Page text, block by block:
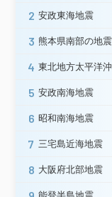
柳
八
福
筑
2 安政東海地震
3 熊本県南部の地震
4 東北地方太平洋
5 安政南海地震
6 昭和南海地震
7 三宅島近海地震
8 大阪府北部地震
能登半島地震